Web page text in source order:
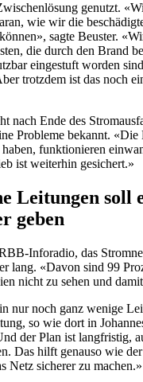
genutzt.
wie wir die
sagte Beuster.
die durch den Brand
eingestuft worden
trotzdem ist das noch
nach Ende des
Probleme bekannt.
funktionieren
ist weiterhin gesichert.»
Leitungen soll
geben
Inforadio, das
lang. «Davon sind 99
nicht zu sehen und
nur noch ganz wenige
so wie dort in
der Plan ist langfristig,
Das hilft genauso wie
Netz sicherer zu machen.»